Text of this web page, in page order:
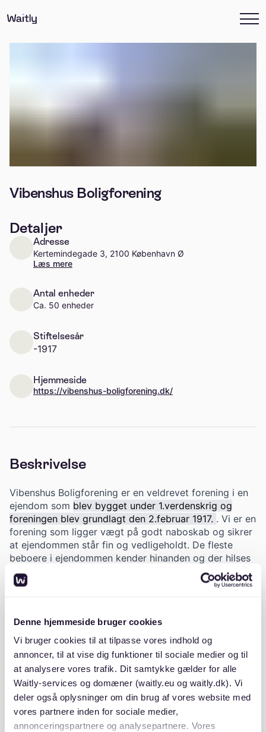
Denne hjemmeside bruger cookies
Vi bruger cookies til at tilpasse vores indhold og
annoncer, til at vise dig funktioner til sociale medier og til
at analysere vores trafik. Dit samtykke gælder for alle
Waitly-services og domæner (waitly.eu og waitly.dk). Vi
deler også oplysninger om din brug af vores website med
vores partnere inden for sociale medier,
annonceringspartnere og analysepartnere. Vores
Vibenshus Boligforening
Detaljer
Adresse
Kertemindegade 3, 2100 København Ø
Læs mere
Antal enheder
Ca. 50 enheder
Stiftelsesår
-1917
Hjemmeside
https://vibenshus-boligforening.dk/
Beskrivelse
Vibenshus Boligforening er en veldrevet forening i en
ejendom som blev bygget under 1.verdenskrig og
foreningen blev grundlagt den 2.februar 1917. . Vi er en
forening som ligger vægt på godt naboskab og sikrer
at ejendommen står fin og vedligeholdt. De fleste
beboere i ejendommen kender hinanden og der hilses
og tales pænt. Vi deler gård med 6 andre foreninger
og om sommeren er der masser af liv i gården og på
Der bliver solgt i snit 5-7 lejligheder hvert år. Nogle år
er der flere salg end andre. 1-2 lejligheder om året
sælges til den eksterne liste.
Placeringer og lister